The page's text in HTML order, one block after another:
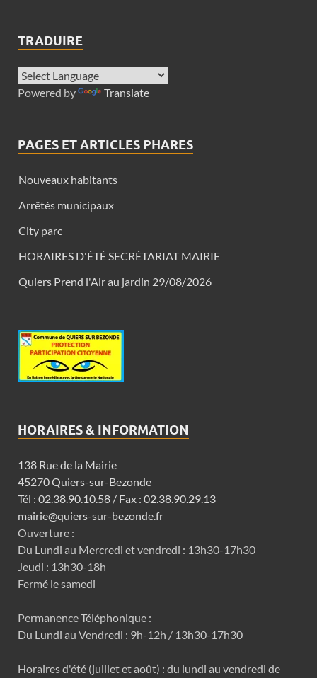
TRADUIRE
Powered by Translate
PAGES ET ARTICLES PHARES
Nouveaux habitants
Arrêtés municipaux
City parc
HORAIRES D'ÉTÉ SECRÉTARIAT MAIRIE
Quiers Prend l'Air au jardin 29/08/2026
HORAIRES & INFORMATION
138 Rue de la Mairie
45270 Quiers-sur-Bezonde
Tél : 02.38.90.10.58 / Fax : 02.38.90.29.13
mairie@quiers-sur-bezonde.fr
Ouverture :
Du Lundi au Mercredi et vendredi : 13h30-17h30
Jeudi : 13h30-18h
Fermé le samedi
Permanence Téléphonique :
Du Lundi au Vendredi : 9h-12h / 13h30-17h30
Horaires d'été (juillet et août) : du lundi au vendredi de